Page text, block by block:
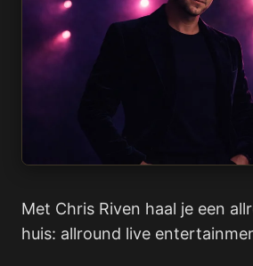
Met Chris Riven haal je een
huis: allround live